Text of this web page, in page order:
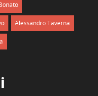
Alessandro Taverna